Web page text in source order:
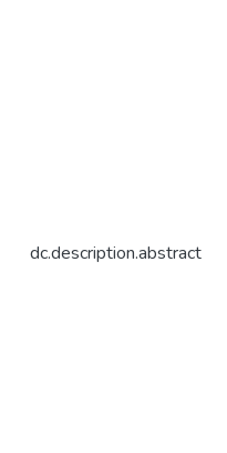
dc.description.abstract